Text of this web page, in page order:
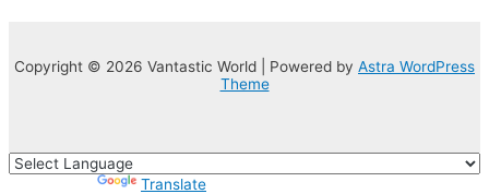
Copyright © 2026 Vantastic World | Powered by Astra WordPress
Theme
Translate